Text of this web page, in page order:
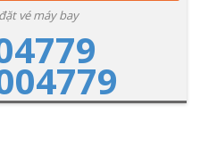
vé máy bay